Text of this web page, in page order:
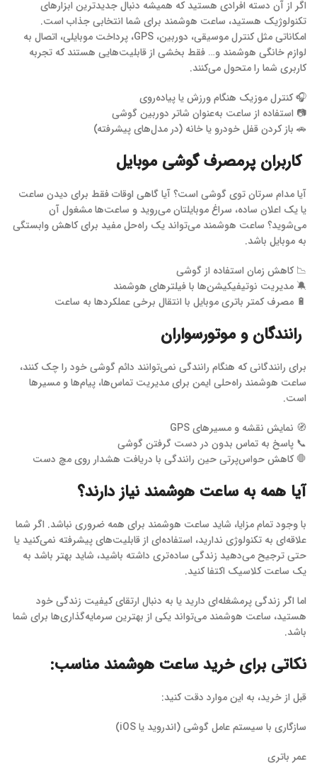
اگر از آن دسته افرادی هستید که همیشه دنبال جدیدترین ابزارهای
تکنولوژیک هستید، ساعت هوشمند برای شما انتخابی جذاب است.
امکاناتی مثل کنترل موسیقی، دوربین، GPS، پرداخت موبایلی، اتصال به
لوازم خانگی هوشمند و… فقط بخشی از قابلیت‌هایی هستند که تجربه
کاربری شما را متحول می‌کنند.
🎧 کنترل موزیک هنگام ورزش یا پیاده‌روی
📷 استفاده از ساعت به‌عنوان شاتر دوربین گوشی
🚗 باز کردن قفل خودرو یا خانه (در مدل‌های پیشرفته)
کاربران پرمصرف گوشی موبایل
آیا مدام سرتان توی گوشی است؟ آیا گاهی اوقات فقط برای دیدن ساعت
یا یک اعلان ساده، سراغ موبایلتان می‌روید و ساعت‌ها مشغول آن
می‌شوید؟ ساعت هوشمند می‌تواند یک راه‌حل مفید برای کاهش وابستگی
به موبایل باشد.
📉 کاهش زمان استفاده از گوشی
🔕 مدیریت نوتیفیکیشن‌ها با فیلترهای هوشمند
🔋 مصرف کمتر باتری موبایل با انتقال برخی عملکردها به ساعت
رانندگان و موتورسواران
برای رانندگانی که هنگام رانندگی نمی‌توانند دائم گوشی خود را چک کنند،
ساعت هوشمند راه‌حلی ایمن برای مدیریت تماس‌ها، پیام‌ها و مسیرها
است.
🧭 نمایش نقشه و مسیرهای GPS
📞 پاسخ به تماس بدون در دست گرفتن گوشی
🛑 کاهش حواس‌پرتی حین رانندگی با دریافت هشدار روی مچ دست
آیا همه به ساعت هوشمند نیاز دارند؟
با وجود تمام مزایا، شاید ساعت هوشمند برای همه ضروری نباشد. اگر شما
علاقه‌ای به تکنولوژی ندارید، استفاده‌ای از قابلیت‌های پیشرفته نمی‌کنید یا
حتی ترجیح می‌دهید زندگی ساده‌تری داشته باشید، شاید بهتر باشد به
یک ساعت کلاسیک اکتفا کنید.
اما اگر زندگی پرمشغله‌ای دارید یا به دنبال ارتقای کیفیت زندگی خود
هستید، ساعت هوشمند می‌تواند یکی از بهترین سرمایه‌گذاری‌ها برای شما
باشد.
نکاتی برای خرید ساعت هوشمند مناسب:
قبل از خرید، به این موارد دقت کنید:
سازگاری با سیستم عامل گوشی (اندروید یا iOS)
عمر باتری